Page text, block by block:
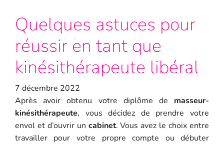
Quelques astuces pour
réussir en tant que
kinésithérapeute libéral
7 décembre 2022
Après avoir obtenu votre diplôme de masseur-
kinésithérapeute, vous décidez de prendre votre
envol et d’ouvrir un cabinet. Vous avez le choix entre
travailler pour votre propre compte ou débuter